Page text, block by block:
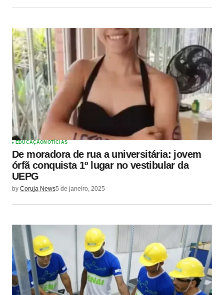
EDUCAÇÃONOTÍCIAS
De moradora de rua a universitária: jovem
órfã conquista 1º lugar no vestibular da
UEPG
by Coruja News5 de janeiro, 2025